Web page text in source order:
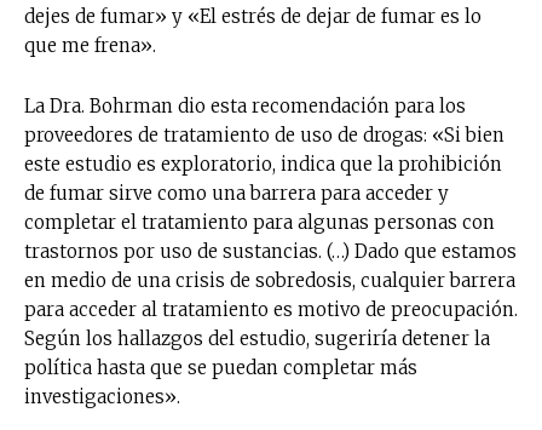
dejes de fumar» y «El estrés de dejar de fumar es lo
que me frena».
La Dra. Bohrman dio esta recomendación para los
proveedores de tratamiento de uso de drogas: «Si bien
este estudio es exploratorio, indica que la prohibición
de fumar sirve como una barrera para acceder y
completar el tratamiento para algunas personas con
trastornos por uso de sustancias. (…) Dado que estamos
en medio de una crisis de sobredosis, cualquier barrera
para acceder al tratamiento es motivo de preocupación.
Según los hallazgos del estudio, sugeriría detener la
política hasta que se puedan completar más
investigaciones».